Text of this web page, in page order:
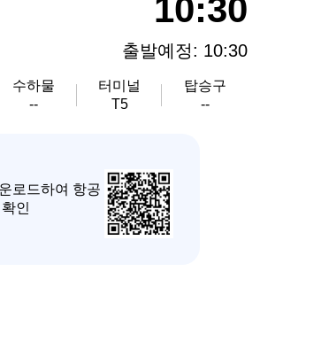
10:30
출발예정: 10:30
수하물
--
터미널
T5
탑승구
--
로드하여 항공
인